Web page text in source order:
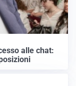
alle chat: